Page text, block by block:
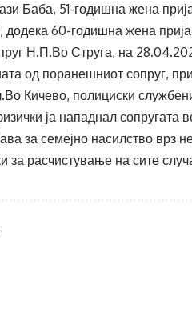
Баба, 51-годишна жена
додека 60-годишна жена
Н.П.Во Струга, на
од поранешниот сопруг,
Кичево, полициски
ја нападнал
за семејно насилство врз
за расчистување на сите